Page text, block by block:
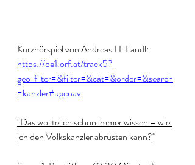
Kurzhörspiel von Andreas H. Landl:
https://oe1.orf.at/track5?
geo_filter=&filter=&cat=&order=&search
=kanzler#ugcnav
"Das wollte ich schon immer wissen – wie
ich den Volkskanzler abrüsten kann?“